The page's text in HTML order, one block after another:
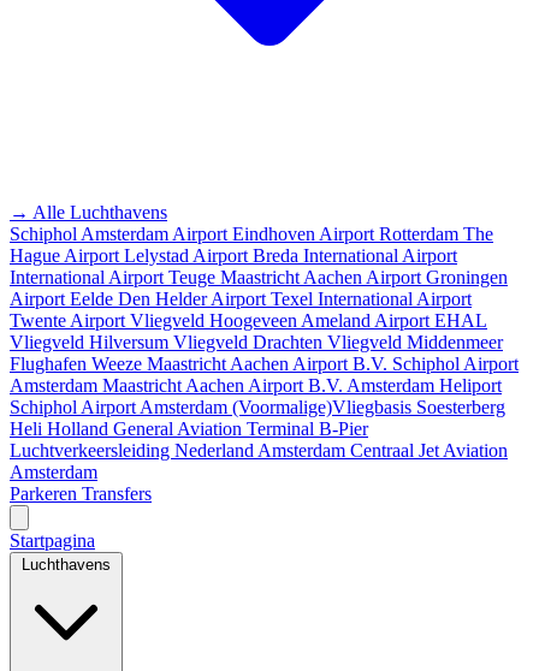
→ Alle Luchthavens
Schiphol Amsterdam Airport Eindhoven Airport Rotterdam The
Hague Airport Lelystad Airport Breda International Airport
International Airport Teuge Maastricht Aachen Airport Groningen
Airport Eelde Den Helder Airport Texel International Airport
Twente Airport Vliegveld Hoogeveen Ameland Airport EHAL
Vliegveld Hilversum Vliegveld Drachten Vliegveld Middenmeer
Flughafen Weeze Maastricht Aachen Airport B.V. Schiphol Airport
Amsterdam Maastricht Aachen Airport B.V. Amsterdam Heliport
Schiphol Airport Amsterdam (Voormalige)Vliegbasis Soesterberg
Heli Holland General Aviation Terminal B-Pier
Luchtverkeersleiding Nederland Amsterdam Centraal Jet Aviation
Amsterdam
Parkeren Transfers
Startpagina
Luchthavens